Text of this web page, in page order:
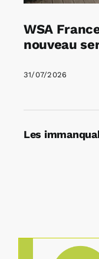
WSA
nouveau
31/07/2026
Les